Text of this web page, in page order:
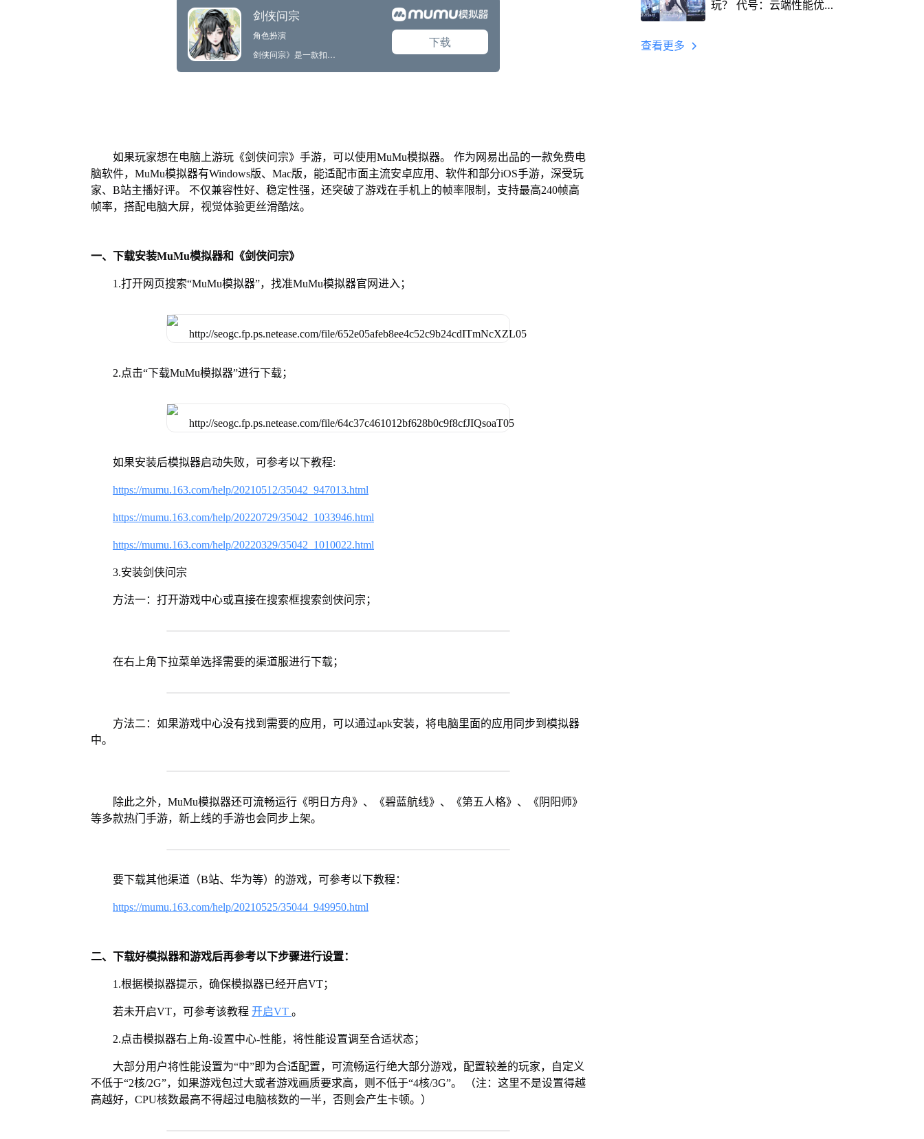
如果玩家想在电脑上游玩《剑侠问宗》手游，可以使用MuMu模拟器。 作为网易出品的一款免费电
脑软件，MuMu模拟器有Windows版、Mac版，能适配市面主流安卓应用、软件和部分iOS手游，深受玩
家、B站主播好评。 不仅兼容性好、稳定性强，还突破了游戏在手机上的帧率限制，支持最高240帧高
帧率，搭配电脑大屏，视觉体验更丝滑酷炫。
一、下载安装MuMu模拟器和《剑侠问宗》
1.打开网页搜索“MuMu模拟器”，找准MuMu模拟器官网进入；
2.点击“下载MuMu模拟器”进行下载；
如果安装后模拟器启动失败，可参考以下教程:
https://mumu.163.com/help/20210512/35042_947013.html
https://mumu.163.com/help/20220729/35042_1033946.html
https://mumu.163.com/help/20220329/35042_1010022.html
3.安装剑侠问宗
方法一：打开游戏中心或直接在搜索框搜索剑侠问宗；
在右上角下拉菜单选择需要的渠道服进行下载；
方法二：如果游戏中心没有找到需要的应用，可以通过apk安装，将电脑里面的应用同步到模拟器
中。
除此之外，MuMu模拟器还可流畅运行《明日方舟》、《碧蓝航线》、《第五人格》、《阴阳师》
等多款热门手游，新上线的手游也会同步上架。
要下载其他渠道（B站、华为等）的游戏，可参考以下教程：
https://mumu.163.com/help/20210525/35044_949950.html
二、下载好模拟器和游戏后再参考以下步骤进行设置：
1.根据模拟器提示，确保模拟器已经开启VT；
若未开启VT，可参考该教程 开启VT 。
2.点击模拟器右上角-设置中心-性能，将性能设置调至合适状态；
大部分用户将性能设置为“中”即为合适配置，可流畅运行绝大部分游戏，配置较差的玩家，自定义
不低于“2核/2G”，如果游戏包过大或者游戏画质要求高，则不低于“4核/3G”。 （注：这里不是设置得越
高越好，CPU核数最高不得超过电脑核数的一半，否则会产生卡顿。）
玩？ 代号：云端性能优
查看更多